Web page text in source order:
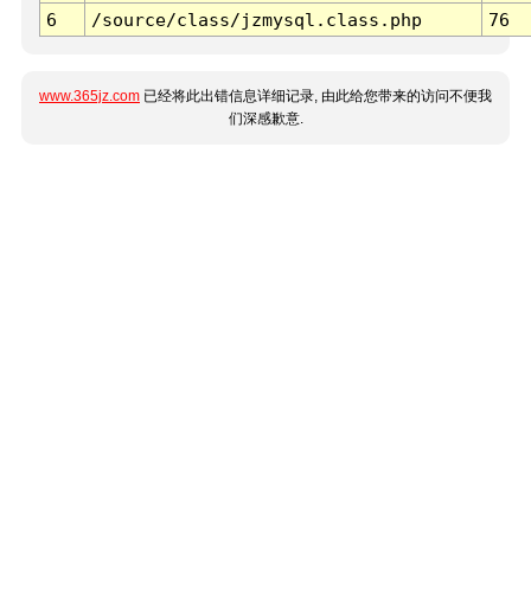
6
/source/class/jzmysql.class.php 76
www.365jz.com 已经将此出错信息详细记录, 由此给您带来的访问不便我
们深感歉意.